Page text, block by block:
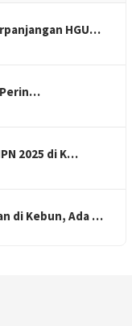
HGU…
Perin…
2025 di K…
di Kebun, Ada …